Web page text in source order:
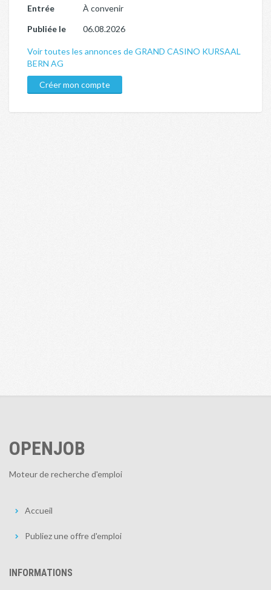
Entrée
À convenir
Publiée le
06.08.2026
Voir toutes les annonces de GRAND CASINO KURSAAL
BERN AG
Créer mon compte
OPENJOB
Moteur de recherche d'emploi
Accueil
Publiez une offre d'emploi
INFORMATIONS